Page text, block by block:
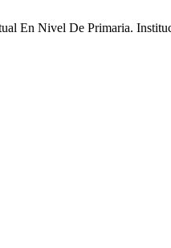
En Nivel De Primaria.